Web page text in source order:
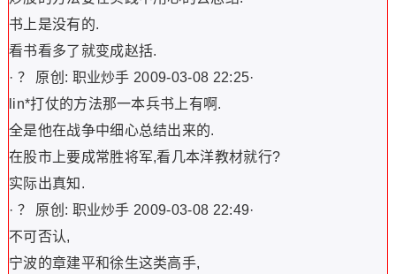
书上是没有的.
看书看多了就变成赵括.
· ？ 原创: 职业炒手 2009-03-08 22:25·
lin*打仗的方法那一本兵书上有啊.
全是他在战争中细心总结出来的.
在股市上要成常胜将军,看几本洋教材就行?
实际出真知.
· ？ 原创: 职业炒手 2009-03-08 22:49·
不可否认,
宁波的章建平和徐生这类高手,